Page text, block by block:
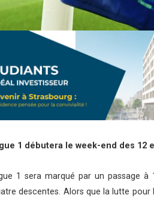
1 débutera le week-end des 12
1 sera marqué par un passage
descentes. Alors que la lutte